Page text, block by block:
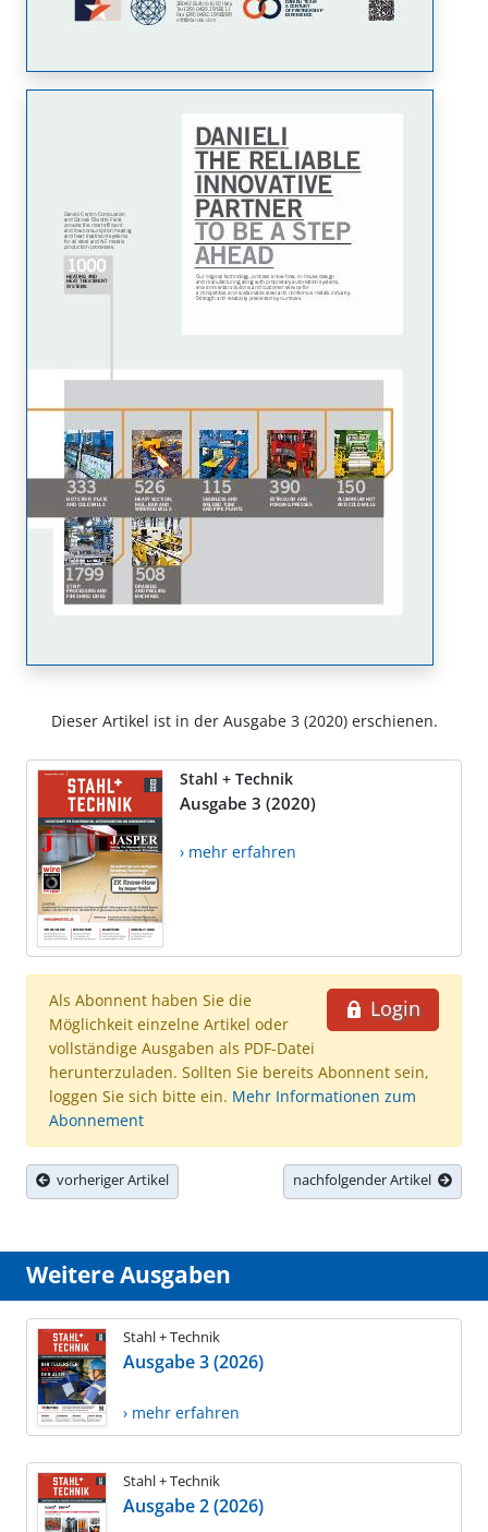
Dieser Artikel ist in der Ausgabe 3 (2020) erschienen.
Stahl + Technik
Ausgabe 3 (2020)
› mehr erfahren
Login
Als Abonnent haben Sie die
Möglichkeit einzelne Artikel oder
vollständige Ausgaben als PDF-Datei
herunterzuladen. Sollten Sie bereits Abonnent sein,
loggen Sie sich bitte ein. Mehr Informationen zum
Abonnement
vorheriger Artikel nachfolgender Artikel
Weitere Ausgaben
Stahl + Technik
Ausgabe 3 (2026)
› mehr erfahren
Stahl + Technik
Ausgabe 2 (2026)